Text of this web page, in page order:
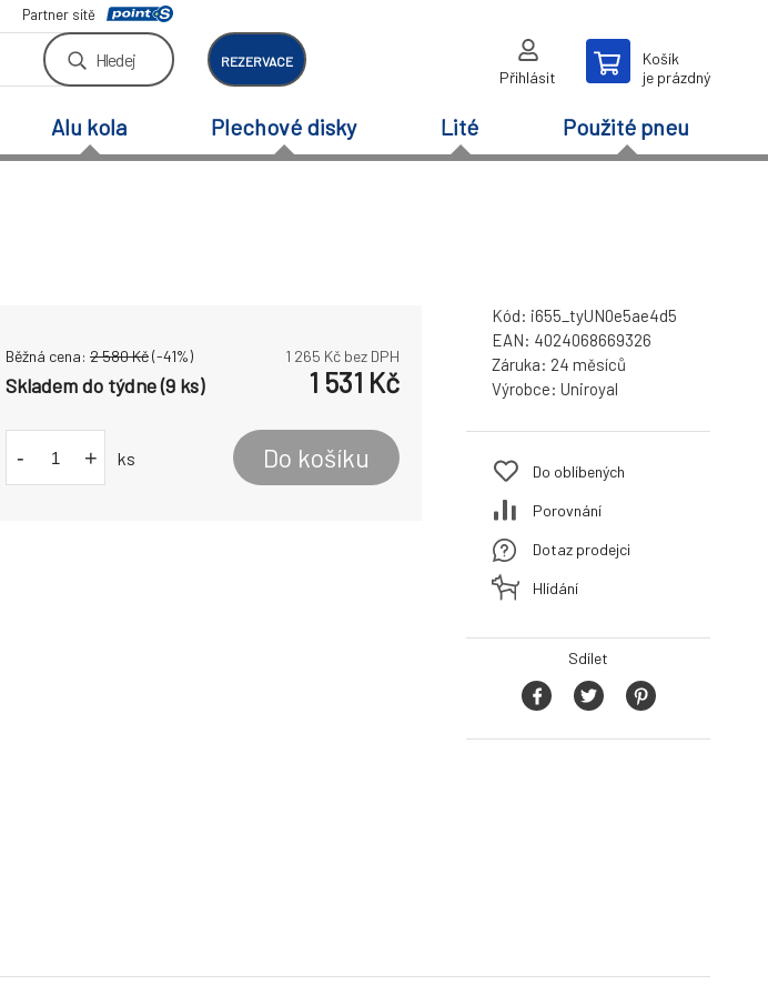
Partner sítě
Hledej REZERVACE
Přihlásit
Košík
je prázdný
Alu kola Plechové disky Lité Použité pneu
Běžná cena: 2 580Kč(-41%) 1 265 Kč bez DPH
Skladem do týdne (9 ks) 1 531 Kč
- + ks Do košíku
Kód: i655_tyUN0e5ae4d5
EAN: 4024068669326
Záruka: 24 měsíců
Výrobce: Uniroyal
Do oblíbených
Porovnání
Dotaz prodejci
Hlídání
Sdílet